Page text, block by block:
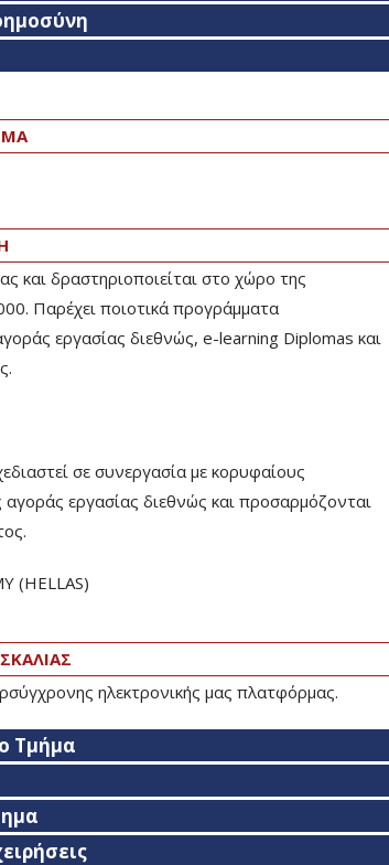
και δραστηριοποιείται στο χώρο της
Παρέχει ποιοτικά προγράμματα
εργασίας διεθνώς, e-learning Diplomas και
σε συνεργασία με κορυφαίους
εργασίας διεθνώς και προσαρμόζονται
(HELLAS)­
ηλεκτρονικής μας πλατφόρμας.
Τμήμα